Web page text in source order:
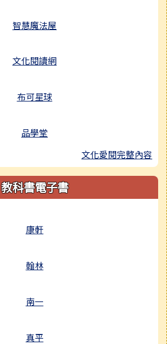
智慧魔法屋
文化閱讀網
布可星球
品學堂
文化愛閱完整內容
教科書電子書
康軒
翰林
南一
真平